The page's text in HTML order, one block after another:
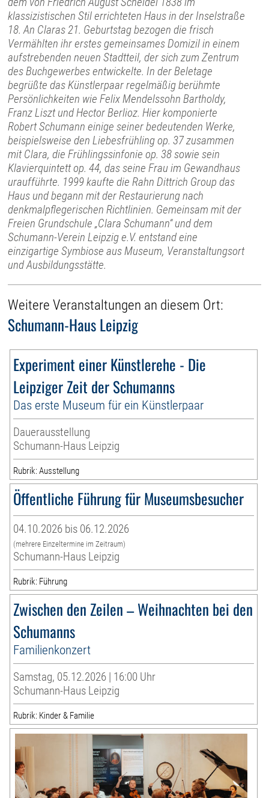
klassizistischen Stil errichteten Haus in der Inselstraße
18. An Claras 21. Geburtstag bezogen die frisch
Vermählten ihr erstes gemeinsames Domizil in einem
aufstrebenden neuen Stadtteil, der sich zum Zentrum
des Buchgewerbes entwickelte. In der Beletage
begrüßte das Künstlerpaar regelmäßig berühmte
Persönlichkeiten wie Felix Mendelssohn Bartholdy,
Franz Liszt und Hector Berlioz. Hier komponierte
Robert Schumann einige seiner bedeutenden Werke,
beispielsweise den Liebesfrühling op. 37 zusammen
mit Clara, die Frühlingssinfonie op. 38 sowie sein
Klavierquintett op. 44, das seine Frau im Gewandhaus
uraufführte. 1999 kaufte die Rahn Dittrich Group das
Haus und begann mit der Restaurierung nach
denkmalpflegerischen Richtlinien. Gemeinsam mit der
Freien Grundschule „Clara Schumann“ und dem
Schumann-Verein Leipzig e.V. entstand eine
einzigartige Symbiose aus Museum, Veranstaltungsort
und Ausbildungsstätte.
Weitere Veranstaltungen an diesem Ort:
Schumann-Haus Leipzig
Experiment einer Künstlerehe - Die
Leipziger Zeit der Schumanns
Das erste Museum für ein Künstlerpaar
Dauerausstellung
Schumann-Haus Leipzig
Rubrik: Ausstellung
Öffentliche Führung für Museumsbesucher
04.10.2026 bis 06.12.2026
(mehrere Einzeltermine im Zeitraum)
Schumann-Haus Leipzig
Rubrik: Führung
Zwischen den Zeilen – Weihnachten bei den
Schumanns
Familienkonzert
Samstag, 05.12.2026 | 16:00 Uhr
Schumann-Haus Leipzig
Rubrik: Kinder & Familie